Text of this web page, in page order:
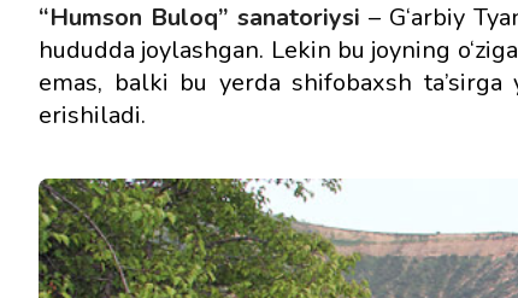
“Humson Buloq” sanatoriysi – G‘arbiy
hududda joylashgan. Lekin bu joyning
emas, balki bu yerda shifobaxsh
erishiladi.